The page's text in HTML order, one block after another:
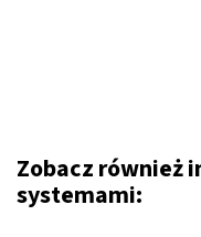
Zobacz również
systemami: